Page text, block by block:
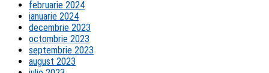
februarie 2024
ianuarie 2024
decembrie 2023
octombrie 2023
septembrie 2023
august 2023